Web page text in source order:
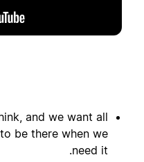
and we want all
be there when we
need it.